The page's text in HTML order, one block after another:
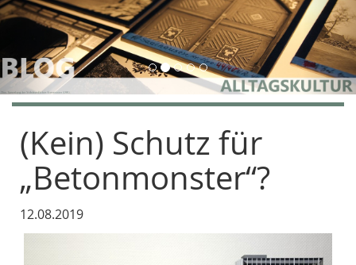
(Kein) Schutz für
„Betonmonster“?
12.08.2019